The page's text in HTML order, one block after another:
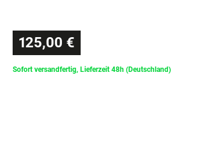
125,00 €
Sofort versandfertig, Lieferzeit 48h (Deutschland)